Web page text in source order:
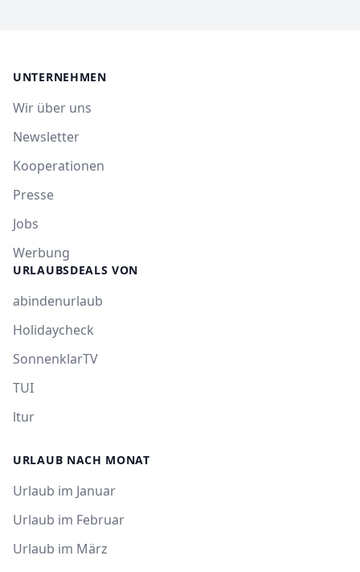
UNTERNEHMEN
Wir über uns
Newsletter
Kooperationen
Presse
Jobs
Werbung
URLAUBSDEALS VON
abindenurlaub
Holidaycheck
SonnenklarTV
TUI
ltur
URLAUB NACH MONAT
Urlaub im Januar
Urlaub im Februar
Urlaub im März